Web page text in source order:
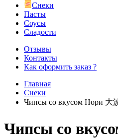
Снеки
Пасты
Соусы
Сладости
Отзывы
Контакты
Как оформить заказ ?
Главная
Снеки
Чипсы со вкусом Нори 大
Чипсы со